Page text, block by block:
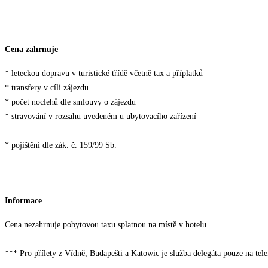
Cena zahrnuje
* leteckou dopravu v turistické třídě včetně tax a příplatků
* transfery v cíli zájezdu
* počet noclehů dle smlouvy o zájezdu
* stravování v rozsahu uvedeném u ubytovacího zařízení
* pojištění dle zák. č. 159/99 Sb.
Informace
Cena nezahrnuje pobytovou taxu splatnou na místě v hotelu.
*** Pro přílety z Vídně, Budapešti a Katowic je služba delegáta pouze na